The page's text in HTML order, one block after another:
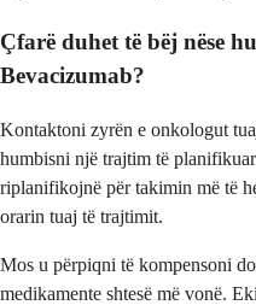
Çfarë duhet të bëj nëse
Bevacizumab?
Kontaktoni zyrën e onkologut
humbisni një trajtim të
riplanifikojnë për takimin më të
orarin tuaj të trajtimit.
Mos u përpiqni të kompensoni
medikamente shtesë më vonë.